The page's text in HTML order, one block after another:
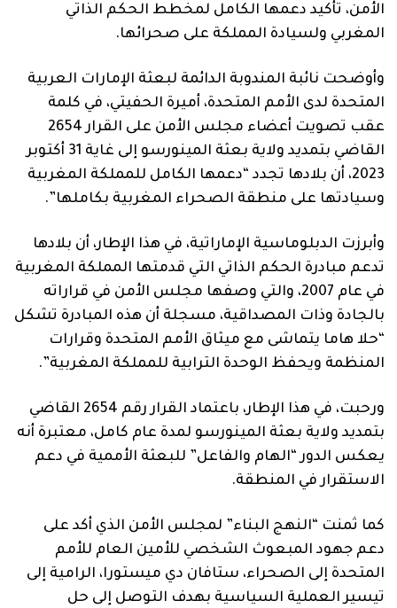
الأمن، تأكيد دعمها الكامل لمخطط الحكم الذاتي
المغربي ولسيادة المملكة على صحرائها.
وأوضحت نائبة المندوبة الدائمة لبعثة الإمارات العربية
المتحدة لدى الأمم المتحدة، أميرة الحفيتي، في كلمة
عقب تصويت أعضاء مجلس الأمن على القرار 2654
القاضي بتمديد ولاية بعثة المينورسو إلى غاية 31 أكتوبر
2023، أن بلادها تجدد “دعمها الكامل للمملكة المغربية
وسيادتها على منطقة الصحراء المغربية بكاملها”.
وأبرزت الدبلوماسية الإماراتية، في هذا الإطار، أن بلادها
تدعم مبادرة الحكم الذاتي التي قدمتها المملكة المغربية
في عام 2007، والتي وصفها مجلس الأمن في قراراته
بالجادة وذات المصداقية، مسجلة أن هذه المبادرة تشكل
“حلا هاما يتماشى مع ميثاق الأمم المتحدة وقرارات
المنظمة ويحفظ الوحدة الترابية للمملكة المغربية”.
ورحبت، في هذا الإطار، باعتماد القرار رقم 2654 القاضي
بتمديد ولاية بعثة المينورسو لمدة عام كامل، معتبرة أنه
يعكس الدور “الهام والفاعل” للبعثة الأممية في دعم
الاستقرار في المنطقة.
كما ثمنت “النهج البناء” لمجلس الأمن الذي أكد على
دعم جهود المبعوث الشخصي للأمين العام للأمم
المتحدة إلى الصحراء، ستافان دي ميستورا، الرامية إلى
تيسير العملية السياسية بهدف التوصل إلى حل